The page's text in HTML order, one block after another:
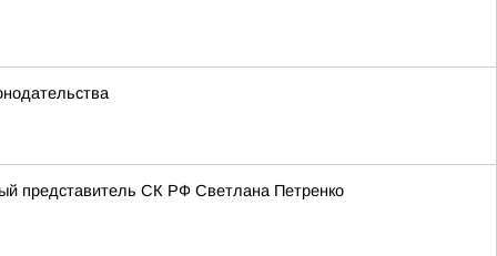
представитель СК РФ Светлана Петренко